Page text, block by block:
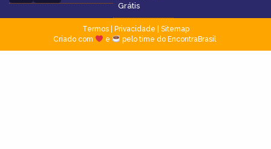
Grátis
Termos| Privacidade
Sitemap
Criado com
e pelo time do EncontraBrasil